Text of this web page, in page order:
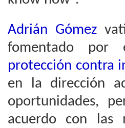
Adrián Gómez
fomentado
protección contra
en la dirección
oportunidades,
acuerdo con las